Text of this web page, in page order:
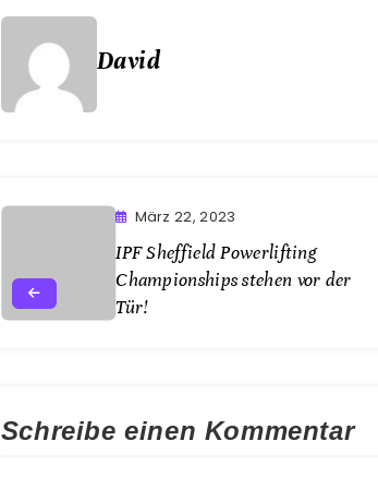
David
März 22, 2023
IPF Sheffield Powerlifting
Championships stehen vor der
Tür!
Schreibe einen Kommentar